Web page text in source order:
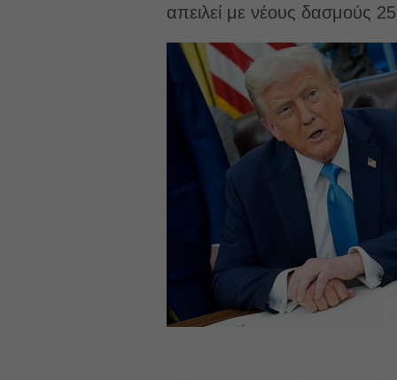
απειλεί με νέους δασμούς